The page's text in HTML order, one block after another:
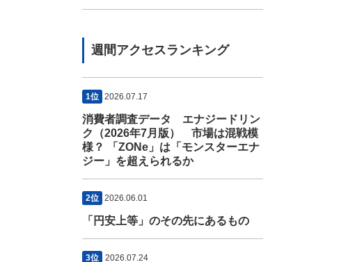
週間アクセスランキング
1位 2026.07.17
消費者調査データ エナジードリン
ク（2026年7月版） 市場は混戦模
様？ 「ZONe」は「モンスターエナ
ジー」を超えられるか
2位 2026.06.01
「円安上等」のその先にあるもの
3位 2026.07.24